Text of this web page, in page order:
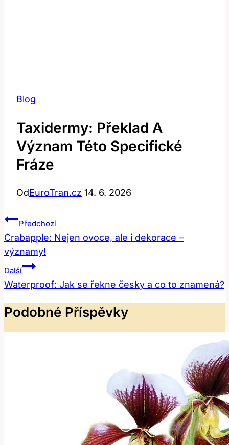
Blog
Taxidermy: Překlad A
Význam Této Specifické
Fráze
OdEuroTran.cz 14. 6. 2026
Navigace
Pro
Příspěvek
Předchozí
Crabapple: Nejen ovoce, ale i dekorace –
významy!
Další
Waterproof: Jak se řekne česky a co to znamená?
Podobné Příspěvky